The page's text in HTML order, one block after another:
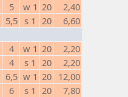
5 w 1 20
2,40
5,5 s 1 20
6,60
4 w 1 20
2,20
4 s 1 20
2,20
6,5 w 1 20 12,00
6 s 1 20
7,80